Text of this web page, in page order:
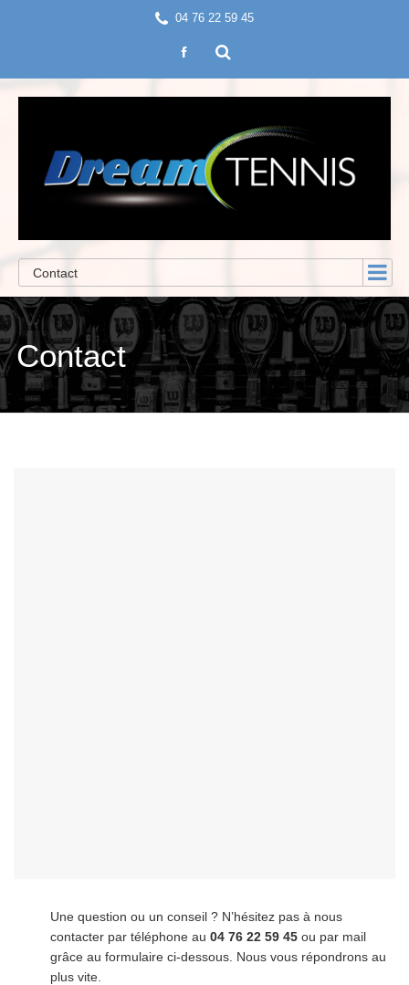
04 76 22 59 45
Contact
Contact
Une question ou un conseil ? N’hésitez pas à nous
contacter par téléphone au 04 76 22 59 45 ou par mail
grâce au formulaire ci-dessous. Nous vous répondrons au
plus vite.